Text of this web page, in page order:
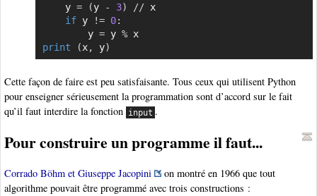
    y
= (y - 3) // x
if y != 0:
        y
= y %
x
print
(x, y)
Cette façon de faire est peu satisfaisante. Tous ceux qui utilisent Python
pour enseigner sérieusement la programmation sont d’accord sur le fait
qu’il faut interdire la fonction input .
Pour construire un programme il faut...
Corrado Böhm et Giuseppe Jacopini
on montré en 1966 que tout
algorithme pouvait être programmé avec trois constructions :